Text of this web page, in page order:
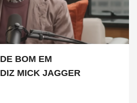
BOM EM
MICK JAGGER